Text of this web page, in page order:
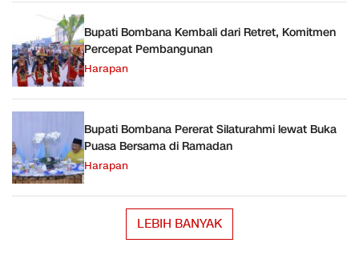
Bupati Bombana Kembali dari Retret, Komitmen
Percepat Pembangunan
Harapan
Bupati Bombana Pererat Silaturahmi lewat Buka
Puasa Bersama di Ramadan
Harapan
LEBIH BANYAK